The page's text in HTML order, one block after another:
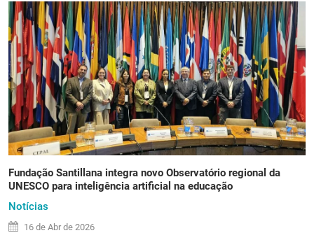
Fundação Santillana integra novo Observatório regional da
UNESCO para inteligência artificial na educação
Notícias
16 de Abr de 2026